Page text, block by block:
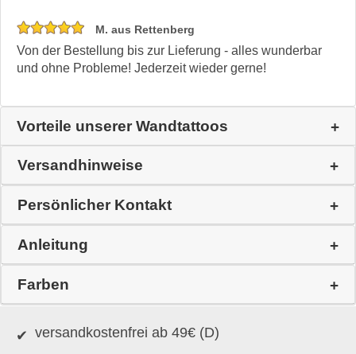
M. aus Rettenberg
Von der Bestellung bis zur Lieferung - alles wunderbar
und ohne Probleme! Jederzeit wieder gerne!
Vorteile unserer Wandtattoos
Versandhinweise
Persönlicher Kontakt
Anleitung
Farben
versandkostenfrei ab 49€ (D)